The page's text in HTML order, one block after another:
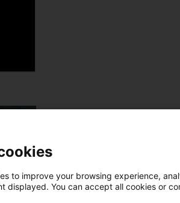
to improve your browsing experience,
displayed. You can accept all cookies or